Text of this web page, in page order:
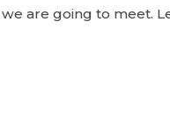
are going to meet.